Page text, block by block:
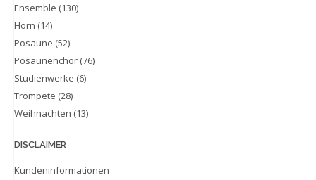
Ensemble (130)
Horn (14)
Posaune (52)
Posaunenchor (76)
Studienwerke (6)
Trompete (28)
Weihnachten (13)
DISCLAIMER
Kundeninformationen